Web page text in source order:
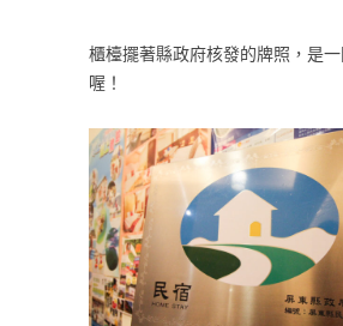
櫃檯擺著縣政府核發的牌照，是
喔！